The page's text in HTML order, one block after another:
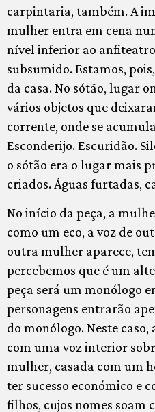
carpintaria, também. A
mulher entra em cena
nível inferior ao
subsumido. Estamos,
da casa. No sótão, lugar
vários objetos que
corrente, onde se
Esconderijo. Escuridão.
o sótão era o lugar mais
criados. Águas furtadas,
No início da peça, a
como um eco, a voz de
outra mulher aparece,
percebemos que é um
peça será um monólogo
personagens entrarão
do monólogo. Neste
com uma voz interior
mulher, casada com um
ter sucesso económico e
filhos, cujos nomes soam